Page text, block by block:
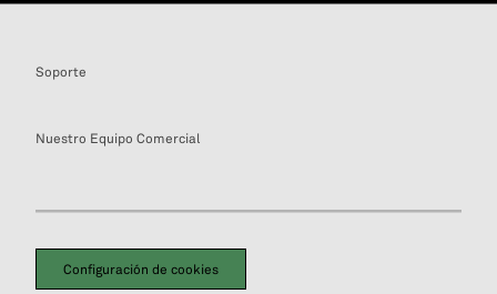
Soporte
Nuestro Equipo Comercial
Configuración de cookies